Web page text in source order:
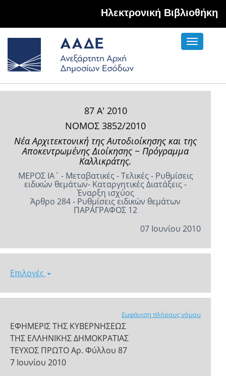
Hλεκτρονική Βιβλιοθήκη
Toggle
87 Α' 2010
ΝΟΜΟΣ 3852/2010
Νέα Αρχιτεκτονική της Αυτοδιοίκησης και της
Αποκεντρωμένης Διοίκησης − Πρόγραμμα
Καλλικράτης.
ΜΕΡΟΣ ΙΑ΄ - Μεταβατικές - Τελικές - Ρυθμίσεις
ειδικών θεμάτων- Καταργητικές Διατάξεις -
Έναρξη ισχύος
Άρθρο 284 - Ρυθμίσεις ειδικών θεμάτων
ΠΑΡΑΓΡΑΦΟΣ 12
07 Ιουνίου 2010
Επιλογές
Εμφάνιση πλήρους νόμου
ΕΦΗΜΕΡΙΣ ΤΗΣ ΚΥΒΕΡΝΗΣΕΩΣ
ΤΗΣ ΕΛΛΗΝΙΚΗΣ ΔΗΜΟΚΡΑΤΙΑΣ
ΤΕΥΧΟΣ ΠΡΩΤΟ Αρ. Φύλλου 87
7 Ιουνίου 2010